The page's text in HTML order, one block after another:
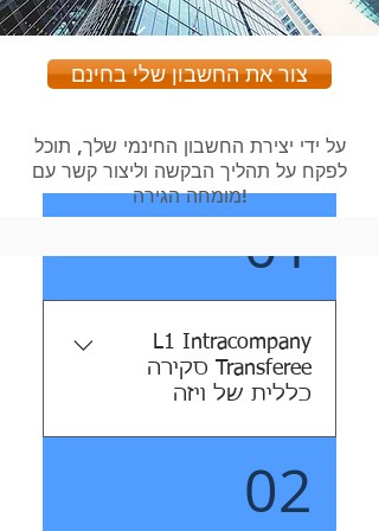
צור את החשבון שלי בחינם
01
L1 Intracompany
Transferee סקירה
כללית של ויזה
העברה תוך ארגונית)
מאפשרת לחברות רב
02
על ידי יצירת החשבון החינמי שלך, תוכל
לפקח על תהליך הבקשה וליצור קשר עם
מומחה הגירה!